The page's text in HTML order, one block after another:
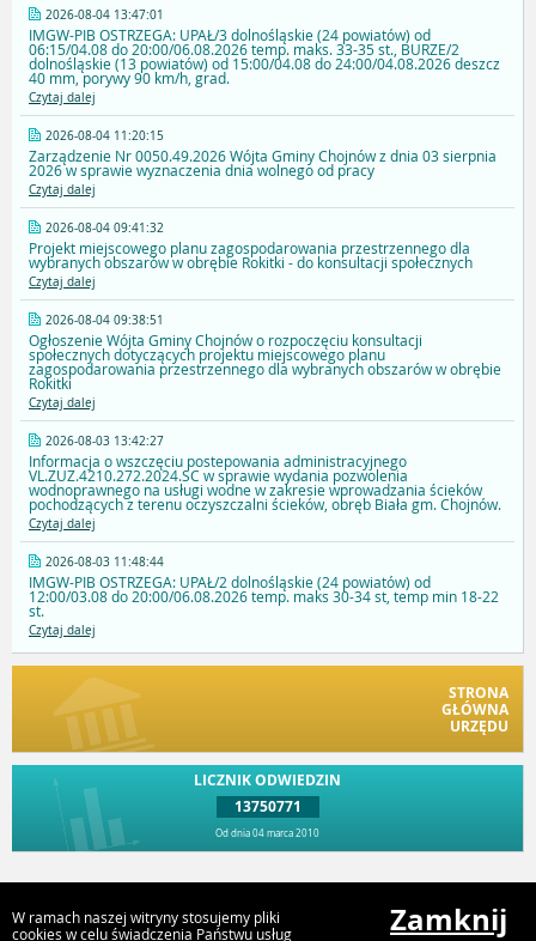
2026-08-04 13:47:01
IMGW-PIB OSTRZEGA: UPAŁ/3 dolnośląskie (24 powiatów) od
06:15/04.08 do 20:00/06.08.2026 temp. maks. 33-35 st., BURZE/2
dolnośląskie (13 powiatów) od 15:00/04.08 do 24:00/04.08.2026 deszcz
40 mm, porywy 90 km/h, grad.
Czytaj dalej
2026-08-04 11:20:15
Zarządzenie Nr 0050.49.2026 Wójta Gminy Chojnów z dnia 03 sierpnia
2026 w sprawie wyznaczenia dnia wolnego od pracy
Czytaj dalej
2026-08-04 09:41:32
Projekt miejscowego planu zagospodarowania przestrzennego dla
wybranych obszarów w obrębie Rokitki - do konsultacji społecznych
Czytaj dalej
2026-08-04 09:38:51
Ogłoszenie Wójta Gminy Chojnów o rozpoczęciu konsultacji
społecznych dotyczących projektu miejscowego planu
zagospodarowania przestrzennego dla wybranych obszarów w obrębie
Rokitki
Czytaj dalej
2026-08-03 13:42:27
Informacja o wszczęciu postepowania administracyjnego
VL.ZUZ.4210.272.2024.SC w sprawie wydania pozwolenia
wodnoprawnego na usługi wodne w zakresie wprowadzania ścieków
pochodzących z terenu oczyszczalni ścieków, obręb Biała gm. Chojnów.
Czytaj dalej
2026-08-03 11:48:44
IMGW-PIB OSTRZEGA: UPAŁ/2 dolnośląskie (24 powiatów) od
12:00/03.08 do 20:00/06.08.2026 temp. maks 30-34 st, temp min 18-22
st.
Czytaj dalej
STRONA
GŁÓWNA
URZĘDU
LICZNIK ODWIEDZIN
13750771
Od dnia 04 marca 2010
W ramach naszej witryny stosujemy pliki
cookies w celu świadczenia Państwu usług
Zamknij